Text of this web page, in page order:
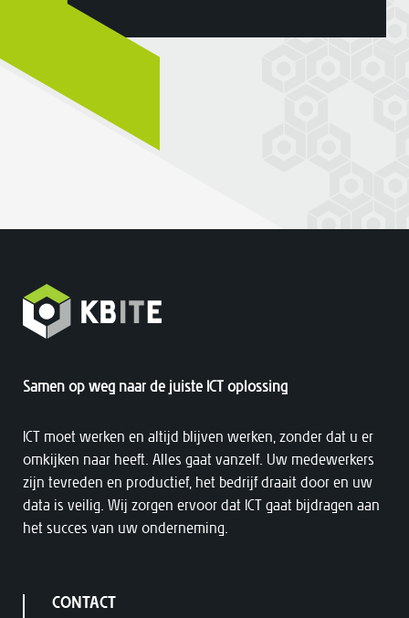
Samen op weg naar de juiste ICT oplossing
ICT moet werken en altijd blijven werken, zonder dat u er
omkijken naar heeft. Alles gaat vanzelf. Uw medewerkers
zijn tevreden en productief, het bedrijf draait door en uw
data is veilig. Wij zorgen ervoor dat ICT gaat bijdragen aan
het succes van uw onderneming.
CONTACT